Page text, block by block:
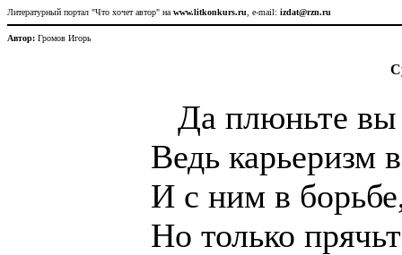
Литературный портал "Что хочет автор" на www.litkonkurs.ru , e-mail: izdat@rzn.ru
Автор: Громов Игорь
Да плюньте вы
Ведь карьеризм
И с ним в
Но только